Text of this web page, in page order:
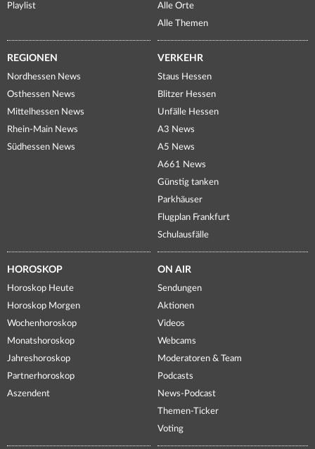
Playlist
Alle Orte
Alle Themen
REGIONEN
Nordhessen News
Osthessen News
Mittelhessen News
Rhein-Main News
Südhessen News
VERKEHR
Staus Hessen
Blitzer Hessen
Unfälle Hessen
A3 News
A5 News
A661 News
Günstig tanken
Parkhäuser
Flugplan Frankfurt
Schulausfälle
HOROSKOP
Horoskop Heute
Horoskop Morgen
Wochenhoroskop
Monatshoroskop
Jahreshoroskop
Partnerhoroskop
Aszendent
ON AIR
Sendungen
Aktionen
Videos
Webcams
Moderatoren & Team
Podcasts
News-Podcast
Themen-Ticker
Voting